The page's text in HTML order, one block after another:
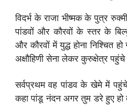
विदर्भ के राजा भीष्मक के पुत्र
पांडवों और कौरवों के स्तर के
और कौरवों में युद्ध होना निश्चित
अक्षौहिणी सेना लेकर कुरुक्षेत्र
सर्वप्रथम वह पांडव के खेमे में
कहा पांडू नंदन अगर तुम डरे हुए हो